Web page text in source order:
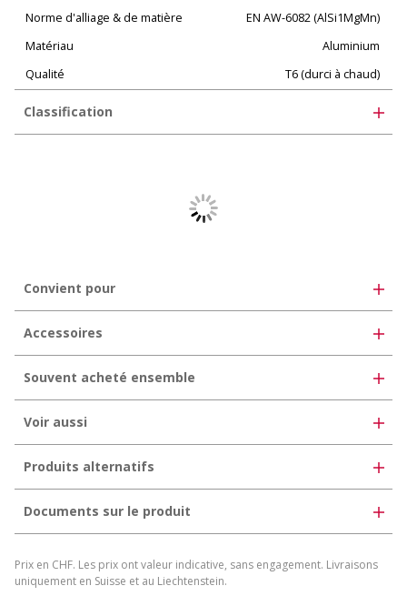
Norme d'alliage & de matière
EN AW-6082 (AlSi1MgMn)
Matériau
Aluminium
Qualité
T6 (durci à chaud)
Classification
35-07-01-03
Convient pour
Accessoires
Souvent acheté ensemble
Voir aussi
Produits alternatifs
Documents sur le produit
Générer une fiche produit individuelle
Prix en CHF. Les prix ont valeur indicative, sans engagement. Livraisons
uniquement en Suisse et au Liechtenstein.